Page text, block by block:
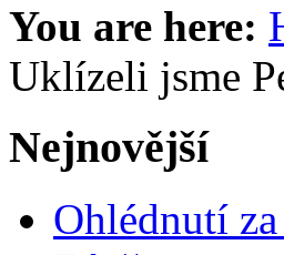
You are here:
Uklízeli jsme
Nejnovější
Ohlédnutí